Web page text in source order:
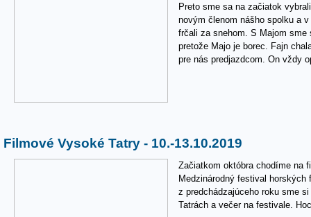
Preto sme sa na začiatok
novým členom nášho spolku a
frčali za snehom. S Majom
pretože Majo je borec. Fajn
pre nás predjazdcom. On vždy
Filmové Vysoké Tatry - 10.-13.10.2019
Začiatkom októbra chodíme na
Medzinárodný festival
z predchádzajúceho roku sme
Tatrách a večer na festivale.